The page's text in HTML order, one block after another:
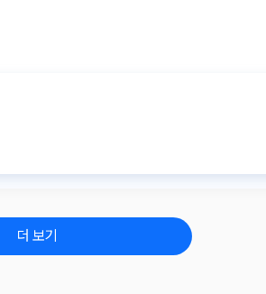
더 보기